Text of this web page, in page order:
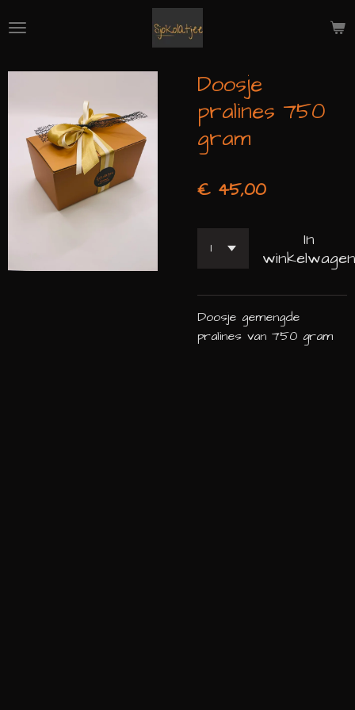
direct
de
Doosje
pralines 750
gram
€ 45,00
In
winkelwagen
Doosje gemengde
pralines van 750 gram